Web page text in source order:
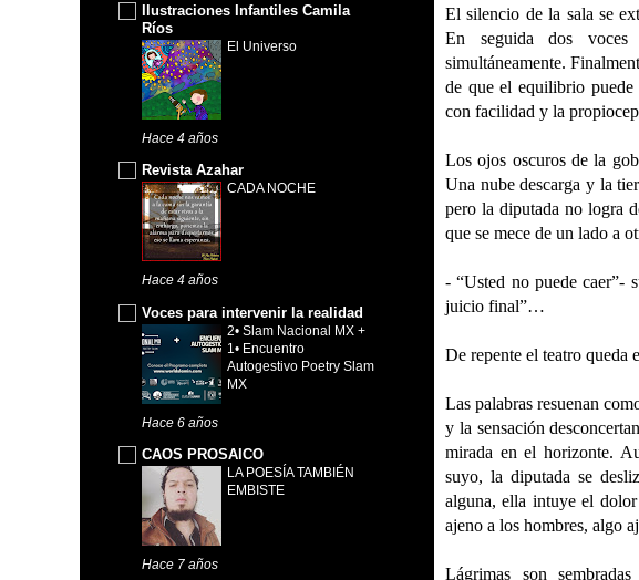
El silencio de la sala se
En seguida dos
simultáneamente.
de que el equilibrio puede
con facilidad y la
Los ojos oscuros de la
Una nube descarga y la
pero la diputada no logra
que se mece de un lado a
- “Usted no puede caer”-
juicio final”…
De repente el teatro queda
Las palabras resuenan
y la sensación
mirada en el horizonte.
suyo, la diputada se
alguna, ella intuye el
ajeno a los hombres, algo
Lágrimas son
Ilustraciones Infantiles Camila
Ríos
El Universo
Hace 4 años
Revista Azahar
CADA NOCHE
Hace 4 años
Voces para intervenir la realidad
2• Slam Nacional MX +
1• Encuentro
Autogestivo Poetry Slam
MX
Hace 6 años
CAOS PROSAICO
LA POESÍA TAMBIÉN
EMBISTE
Hace 7 años